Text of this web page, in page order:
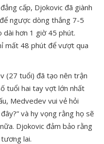
cấp, Djokovic đã giành
ngược dòng thắng 7-5
hơn 1 giờ 45 phút.
mất 48 phút để vượt qua
(27 tuổi) đã tạo nên trận
tuổi hai tay vợt lớn nhất
Medvedev vui vẻ hỏi
và hy vọng rằng họ sẽ
Djokovic đảm bảo rằng
lai.